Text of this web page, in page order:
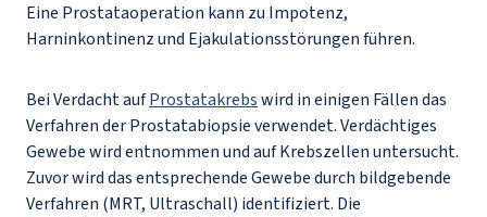
Eine Prostataoperation kann zu Impotenz,
Harninkontinenz und Ejakulationsstörungen führen.
Bei Verdacht aufProstatakrebswird in einigen Fällen das
Verfahren der Prostatabiopsie verwendet. Verdächtiges
Gewebe wird entnommen und auf Krebszellen untersucht.
Zuvor wird das entsprechende Gewebe durch bildgebende
Verfahren (MRT, Ultraschall) identifiziert. Die